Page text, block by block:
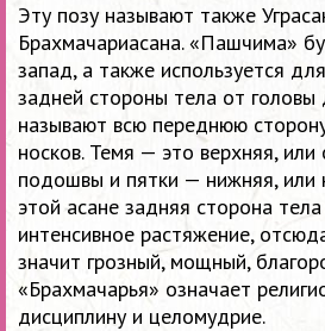
Эту позу называют также
Брахмачариасана. «Пашчима»
запад, а также используется
задней стороны тела от головы
называют всю переднюю
носков. Темя — это верхняя, или
подошвы и пятки — нижняя, или
этой асане задняя сторона
интенсивное растяжение,
значит грозный, мощный,
«Брахмачарья» означает
дисциплину и целомудрие.